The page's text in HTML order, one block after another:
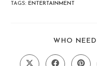
TAGS: ENTERTAINMENT
WHO